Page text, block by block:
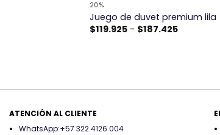
20%
Juego de duvet premium lila
$119.925 - $187.425Rango
$187.425
ATENCIÓN AL CLIENTE
WhatsApp:+57 322 4126 004